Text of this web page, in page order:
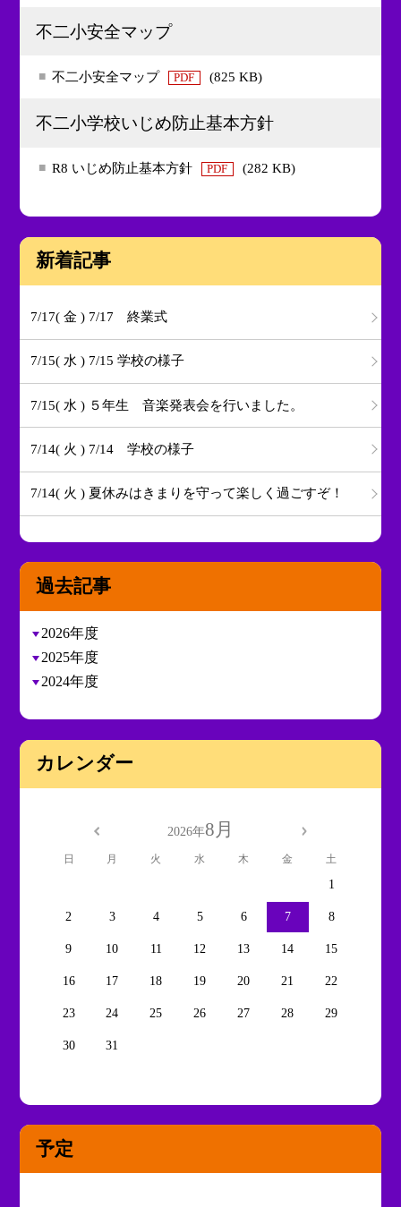
不二小安全マップ
不二小安全マップ PDF (825 KB)
不二小学校いじめ防止基本方針
R8 いじめ防止基本方針 PDF (282 KB)
新着記事
7/17( 金 ) 7/17 終業式
7/15( 水 ) 7/15 学校の様子
7/15( 水 ) ５年生 音楽発表会を行いました。
7/14( 火 ) 7/14 学校の様子
7/14( 火 ) 夏休みはきまりを守って楽しく過ごすぞ！
過去記事
2026年度
2025年度
2024年度
カレンダー
2026年8月
日 月 火 水 木 金 土
1
2 3 4 5 6 7 8
9 10 11 12 13 14 15
16 17 18 19 20 21 22
23 24 25 26 27 28 29
30 31
予定